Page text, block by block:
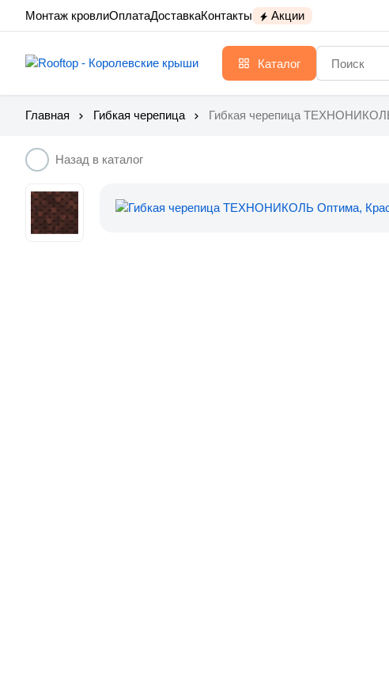
Монтаж кровлиОплатаДоставкаКонтакты Акции
Каталог
Главная Гибкая черепица Гибкая черепица
Назад в каталог